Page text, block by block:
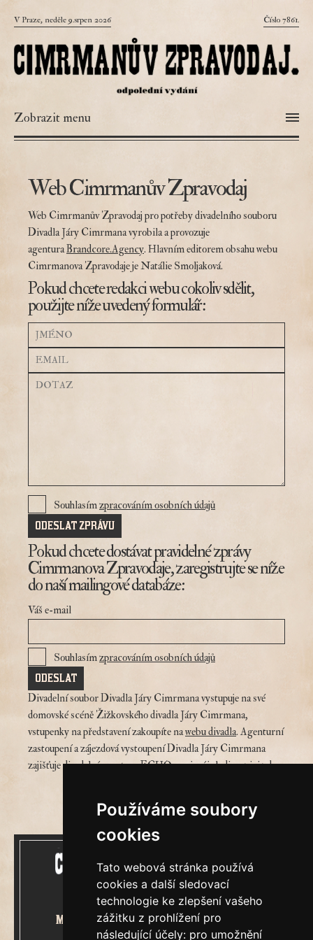
Používáme soubory
cookies
Tato webová stránka používá
cookies a další sledovací
technologie ke zlepšení vašeho
zážitku z prohlížení pro
následující účely: pro umožnění
V Praze, neděle 9.srpen 2026 Číslo 7861.
Zobrazit menu
Web Cimrmanův Zpravodaj
Web Cimrmanův Zpravodaj pro potřeby divadelního souboru
Divadla Járy Cimrmana vyrobila a provozuje
agenturaBrandcore.Agency. Hlavním editorem obsahu webu
Cimrmanova Zpravodaje je Natálie Smoljaková.
Pokud chcete redakci webu cokoliv sdělit,
použijte níže uvedený formulář:
Souhlasímzpracováním osobních údajů
Pokud chcete dostávat pravidelné zprávy
Cimrmanova Zpravodaje, zaregistrujte se níže
do naší mailingové databáze:
Váš e-mail
Souhlasímzpracováním osobních údajů
Divadelní soubor Divadla Járy Cimrmana vystupuje na své
domovské scéně Žižkovského divadla Járy Cimrmana,
vstupenky na představení zakoupíte nawebu divadla.Agenturní
zastoupení a zájezdová vystoupení Divadla Járy Cimrmana
zajišťuje divadelní agentura ECHO, spojení je k dispozicizde.
Mecenášem Cimrmanova Zpravodaje
je společnost